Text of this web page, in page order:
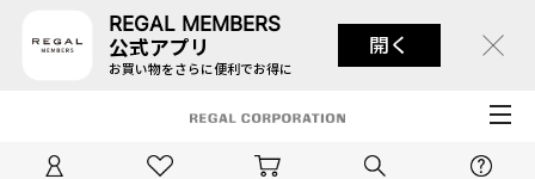
REGAL MEMBERS
公式アプリ
お買い物をさらに便利でお得に
開く